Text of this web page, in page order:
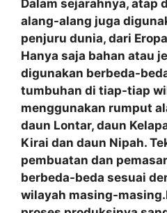
Dalam sejarahnya, atap
alang-alang juga
penjuru dunia, dari
Hanya saja bahan atau
digunakan berbeda-
tumbuhan di tiap-tiap
menggunakan rumput
daun Lontar, daun
Kirai dan daun Nipah.
pembuatan dan
berbeda-beda sesuai
wilayah masing-